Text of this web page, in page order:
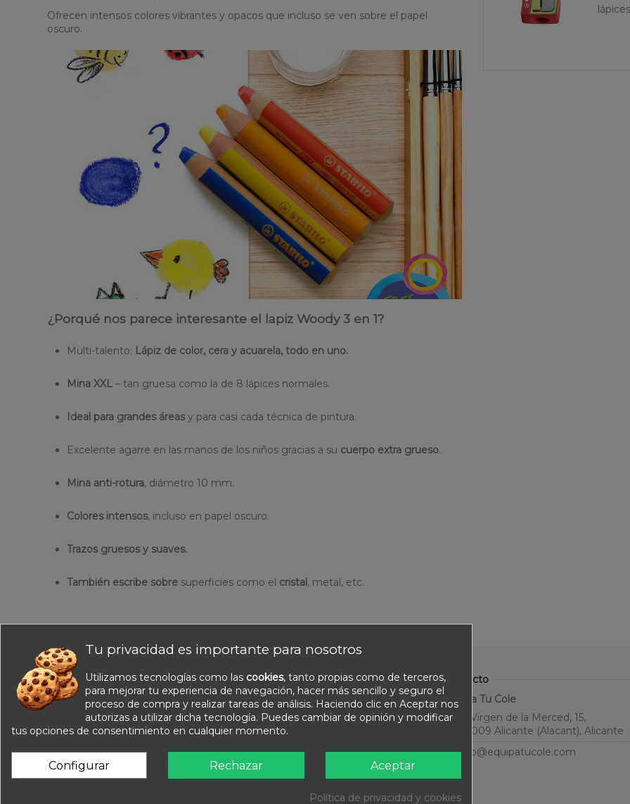
Ofrecen intensos colores vibrantes y opacos que incluso se ven sobre el papel
oscuro.
¿Porqué nos parece interesante el lapiz Woody 3 en 1?
Multi-talento: Lápiz de color, cera y acuarela, todo en uno.
Mina XXL – tan gruesa como la de 8 lápices normales.
Ideal para grandes áreasy para casi cada técnica de pintura.
Excelente agarre en las manos de los niños gracias a su cuerpo extra grueso.
Mina anti-rotura, diámetro 10 mm.
Colores intensos, incluso en papel oscuro.
Trazos gruesos y suaves.
También escribe sobre superficies como el cristal, metal, etc.
Información
Nuestros catálogos
Contacte con nosotros
Sobre nosotros
Condiciones de venta
Aviso legal
Contacto
Equipa Tu Cole
C. Virgen de la Merced, 15,
03009 Alicante (Alacant), Alicante
info@equipatucole.com
Tu privacidad es importante para nosotros
Utilizamos tecnologías como las cookies, tanto propias como de terceros,
para mejorar tu experiencia de navegación, hacer más sencillo y seguro el
proceso de compra y realizar tareas de análisis. Haciendo clic en Aceptar nos
autorizas a utilizar dicha tecnología. Puedes cambiar de opinión y modificar
tus opciones de consentimiento en cualquier momento.
Configurar Rechazar Aceptar
Política de privacidad y cookies